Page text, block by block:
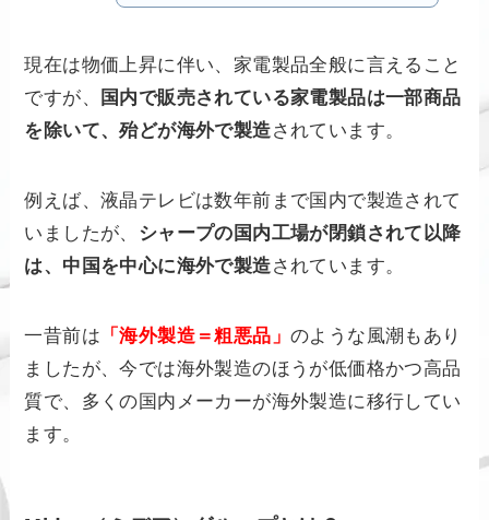
現在は物価上昇に伴い、家電製品全般に言えること
ですが、
国内で販売されている家電製品は一部商品
を除いて、殆どが海外で製造されています。
例えば、液晶テレビは数年前まで国内で製造されて
いましたが、 シャープの国内工場が閉鎖されて以降
は、中国を中心に海外で製造されています。
一昔前は 「海外製造＝粗悪品」のような風潮もあり
ましたが、今では海外製造のほうが低価格かつ高品
質で、多くの国内メーカーが海外製造に移行してい
ます。